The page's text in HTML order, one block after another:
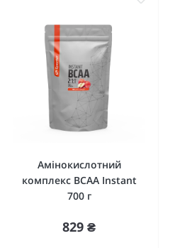
Амінокислотний
комплекс BCAA Instant
700 г
829 ₴